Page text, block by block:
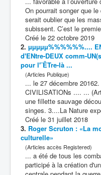
On pourrait songer que le
serait oublier que les
subissent. C’est le
Créé le 22 octobre 2019
2. µµµµµ%%%%%%....
d'ENtre-DEUX comm-
pour l'¨ÊTre-là ...
(Articles Publique)
... le 27 décembre
CIVILISATIONs .... ...
une fillette sauvage
singes. 3....La Nature
Créé le 31 juillet 2018
3. Roger Scruton : «La
culturelle»
(Articles accès Registered)
... a été de tous les
participé à la création